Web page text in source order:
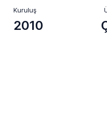
Kuruluş
2010